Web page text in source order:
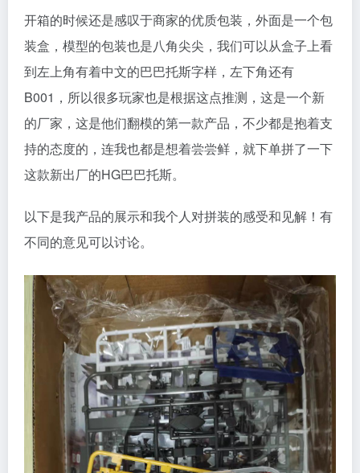
开箱的时候还是感叹于商家的优质包装，外面是一个包
装盒，模型的包装也是八角尖尖，我们可以从盒子上看
到左上角有着中文的巴巴托斯字样，左下角还有
B001，所以很多玩家也是根据这点推测，这是一个新
的厂家，这是他们翻模的第一款产品，不少都是抱着支
持的态度的，连我也都是想着尝尝鲜，就下单拼了一下
这款新出厂的HG巴巴托斯。
以下是我产品的展示和我个人对拼装的感受和见解！有
不同的意见可以讨论。